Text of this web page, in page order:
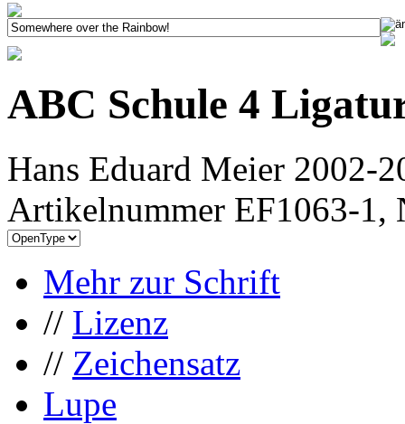
ABC Schule 4
Hans Eduard Meier 2002-
Artikelnummer EF1063-1,
Mehr zur Schrift
// Lizenz
// Zeichensatz
Lupe